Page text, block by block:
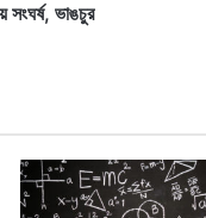
সংঘর্ষ, ভাঙচুর
দি
লী
প